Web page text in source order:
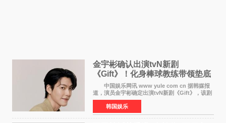
金宇彬确认出演tvN新剧
《Gift》！化身棒球教练带领垫底
球队逆袭
中国娱乐网讯 www yule com cn 据韩媒报
道，演员金宇彬确定出演tvN新剧《Gift》，该剧
预计将于下半年播出，引发观众高度期待。
本剧改编自同名网络漫画，讲述一位经历意外事
故后获得特殊
韩国娱乐